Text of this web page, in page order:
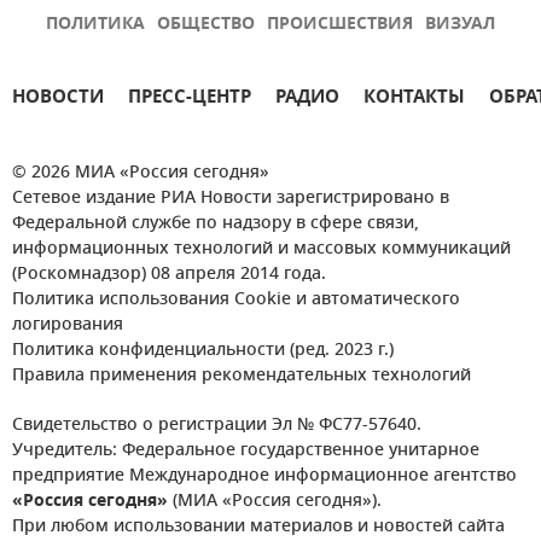
ПОЛИТИКА ОБЩЕСТВО ПРОИСШЕСТВИЯ ВИЗУАЛ
НОВОСТИ ПРЕСС-ЦЕНТР РАДИО КОНТАКТЫ
© 2026 МИА «Россия сегодня»
Сетевое издание РИА Новости зарегистрировано в
Федеральной службе по надзору в сфере связи,
информационных технологий и массовых коммуникаций
(Роскомнадзор) 08 апреля 2014 года.
Политика использования Cookie и автоматического
логирования
Политика конфиденциальности (ред. 2023 г.)
Правила применения рекомендательных технологий
Свидетельство о регистрации Эл № ФС77-57640.
Учредитель: Федеральное государственное унитарное
предприятие Международное информационное агентство
«Россия сегодня» (МИА «Россия сегодня»).
При любом использовании материалов и новостей сайта